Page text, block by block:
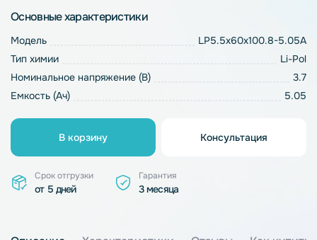
Основные характеристики
Модель
LP5.5x60x100.8-5.05A
Тип химии
Li-Pol
Номинальное напряжение (В)
3.7
Емкость (Ач)
5.05
В корзину Консультация
Срок отгрузки
от 5 дней
Гарантия
3 месяца